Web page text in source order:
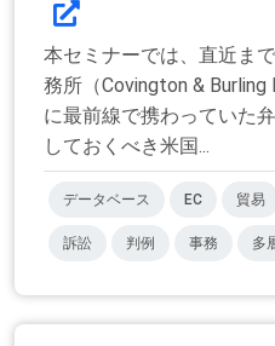
本セミナーでは、直近ま
務所（Covington &
に最前線で携わっていた
しておくべき米国...
データベース EC 貿易
訴訟 判例 事務 多